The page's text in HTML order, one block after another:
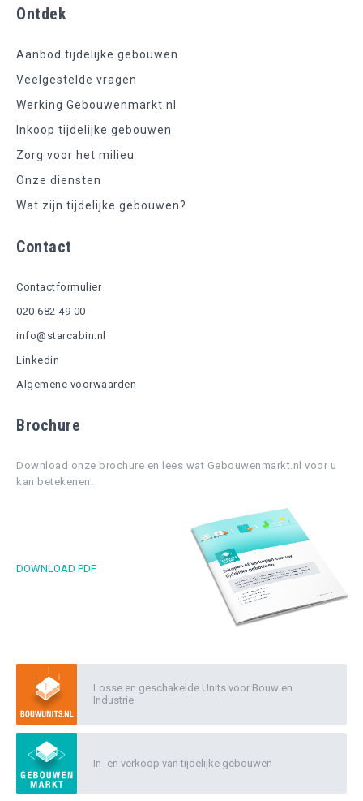
Ontdek
Aanbod tijdelijke gebouwen
Veelgestelde vragen
Werking Gebouwenmarkt.nl
Inkoop tijdelijke gebouwen
Zorg voor het milieu
Onze diensten
Wat zijn tijdelijke gebouwen?
Contact
Contactformulier
020 682 49 00
info@starcabin.nl
Linkedin
Algemene voorwaarden
Brochure
Download onze brochure en lees wat Gebouwenmarkt.nl voor u
kan betekenen.
DOWNLOAD PDF
Losse en geschakelde Units voor Bouw en
Industrie
In- en verkoop van tijdelijke gebouwen